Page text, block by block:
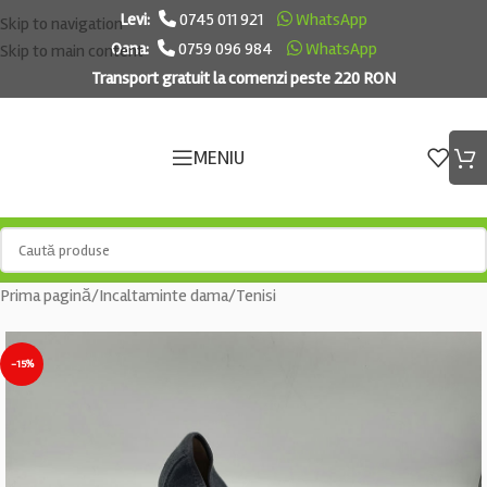
Skip to navigation
Skip to main content
Levi: 0745 011 921
WhatsApp
Oana:
0759 096 984
WhatsApp
Transport gratuit la comenzi peste 220 RON
MENIU
Prima pagină/Incaltaminte dama/Tenisi
-15%